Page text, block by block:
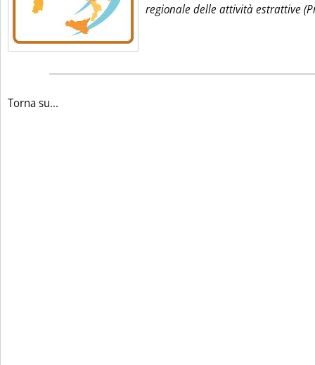
regionale delle attività estrattive
Torna su...